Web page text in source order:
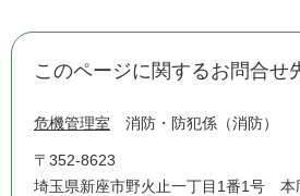
このページに関するお問合せ
危機管理室 消防・防犯係（消防）
〒352-8623
埼玉県新座市野火止一丁目1番1号 本